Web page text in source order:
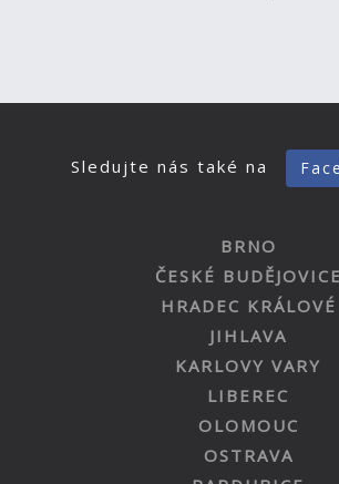
Sledujte nás také na
BRNO
ČESKÉ BUDĚJOVICE
HRADEC KRÁLOVÉ
JIHLAVA
KARLOVY VARY
LIBEREC
OLOMOUC
OSTRAVA